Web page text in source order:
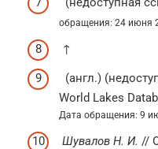
обращения: 24 июня
↑
(англ.)
World Lakes
Дата обращения: 9
Шувалов Н. И. //